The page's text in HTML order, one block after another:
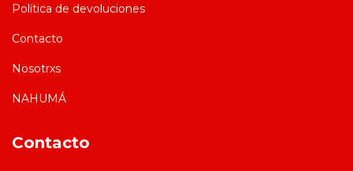
Política de devoluciones
Contacto
Nosotrxs
NAHUMÁ
Contacto